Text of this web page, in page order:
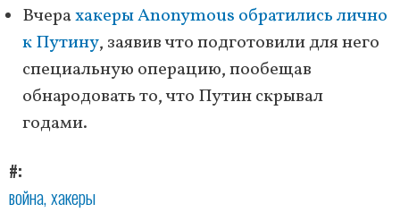
Вчерахакеры Anonymous обратились лично
к Путину, заявив что подготовили для него
специальную операцию, пообещав
обнародовать то, что Путин скрывал
годами.
#
война хакеры